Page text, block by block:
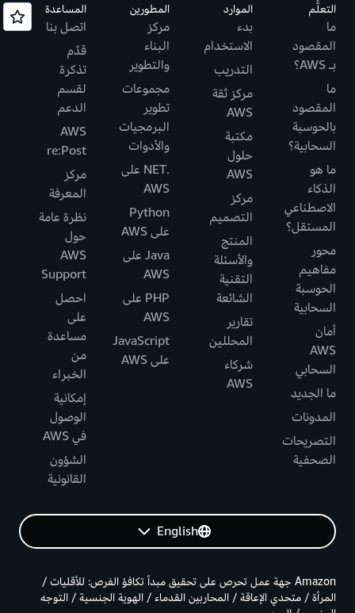
التعلُّم
ما
المقصود
بـ AWS؟
ما
المقصود
بالحوسبة
السحابية؟
ما هو
الذكاء
الاصطناعي
المستقل؟
محور
مفاهيم
الحوسبة
السحابية
أمان
AWS
السحابي
ما الجديد
المدونات
التصريحات
الصحفية
الموارد
بدء
الاستخدام
التدريب
مركز ثقة
AWS
مكتبة
حلول
AWS
مركز
التصميم
المنتج
والأسئلة
التقنية
الشائعة
تقارير
المحللين
شركاء
AWS
المطورين
مركز
البناء
والتطوير
مجموعات
تطوير
البرمجيات
والأدوات
.NET على
AWS
Python
على AWS
Java على
AWS
PHP على
AWS
JavaScript
على AWS
المساعدة
اتصل بنا
قدّم
تذكرة
لقسم
الدعم
AWS
re:Post
مركز
المعرفة
نظرة عامة
حول
AWS
Support
احصل
على
مساعدة
من
الخبراء
إمكانية
الوصول
في AWS
الشؤون
القانونية
English
Amazon جهة عمل تحرص على تحقيق مبدأ تكافؤ الفرص: للأقليات /
المرأة / متحدي الإعاقة / المحاربين القدماء / الهوية الجنسية / التوجه